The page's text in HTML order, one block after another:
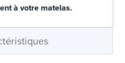
à votre matelas.